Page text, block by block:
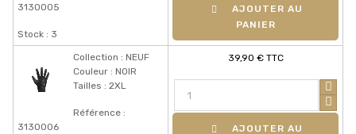
3130005
Stock : 3
PANIER
Collection : NEUF
Couleur : NOIR
Tailles : 2XL
Référence :
3130006
39,90 € TTC